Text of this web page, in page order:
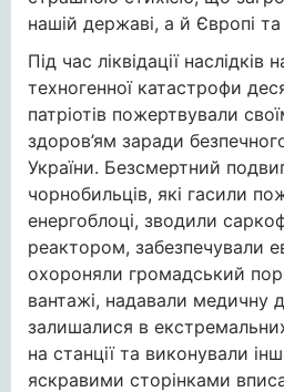
нашій державі, а й Європі та
Під час ліквідації наслідків
техногенної катастрофи
патріотів пожертвували
здоров’ям заради
України. Безсмертний
чорнобильців, які гасили
енергоблоці, зводили
реактором, забезпечували
охороняли громадський
вантажі, надавали медичну
залишалися в
на станції та виконували
яскравими сторінками